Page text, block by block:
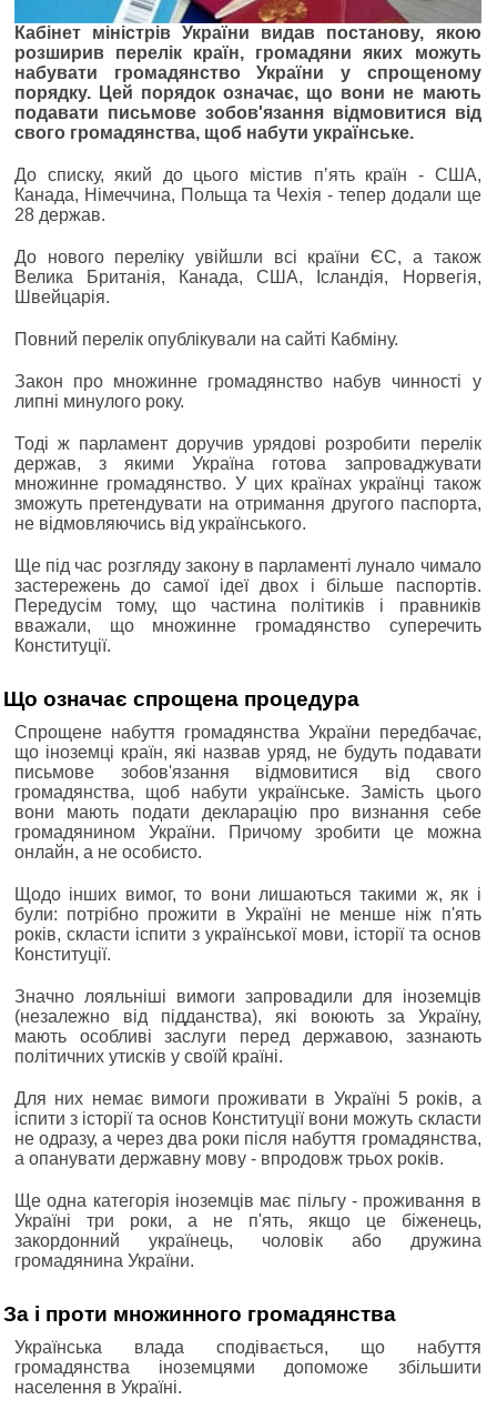
Кабінет міністрів України видав постанову, якою
розширив перелік країн, громадяни яких можуть
набувати громадянство України у спрощеному
порядку. Цей порядок означає, що вони не мають
подавати письмове зобов'язання відмовитися від
свого громадянства, щоб набути українське.
До списку, який до цього містив пʼять країн - США,
Канада, Німеччина, Польща та Чехія - тепер додали ще
28 держав.
До нового переліку увійшли всі країни ЄС, а також
Велика Британія, Канада, США, Ісландія, Норвегія,
Швейцарія.
Повний перелік опублікували на сайті Кабміну.
Закон про множинне громадянство набув чинності у
липні минулого року.
Тоді ж парламент доручив урядові розробити перелік
держав, з якими Україна готова запроваджувати
множинне громадянство. У цих країнах українці також
зможуть претендувати на отримання другого паспорта,
не відмовляючись від українського.
Ще під час розгляду закону в парламенті лунало чимало
застережень до самої ідеї двох і більше паспортів.
Передусім тому, що частина політиків і правників
вважали, що множинне громадянство суперечить
Конституції.
Що означає спрощена процедура
Спрощене набуття громадянства України передбачає,
що іноземці країн, які назвав уряд, не будуть подавати
письмове зобов'язання відмовитися від свого
громадянства, щоб набути українське. Замість цього
вони мають подати декларацію про визнання себе
громадянином України. Причому зробити це можна
онлайн, а не особисто.
Щодо інших вимог, то вони лишаються такими ж, як і
були: потрібно прожити в Україні не менше ніж п'ять
років, скласти іспити з української мови, історії та основ
Конституції.
Значно лояльніші вимоги запровадили для іноземців
(незалежно від підданства), які воюють за Україну,
мають особливі заслуги перед державою, зазнають
політичних утисків у своїй країні.
Для них немає вимоги проживати в Україні 5 років, а
іспити з історії та основ Конституції вони можуть скласти
не одразу, а через два роки після набуття громадянства,
а опанувати державну мову - впродовж трьох років.
Ще одна категорія іноземців має пільгу - проживання в
Україні три роки, а не п'ять, якщо це біженець,
закордонний українець, чоловік або дружина
громадянина України.
За і проти множинного громадянства
Українська влада сподівається, що набуття
громадянства іноземцями допоможе збільшити
населення в Україні.